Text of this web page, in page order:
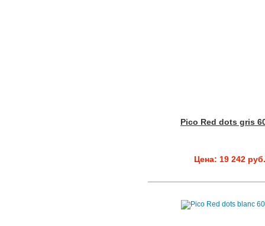
Pico Red dots gris
Цена: 19 242 руб.